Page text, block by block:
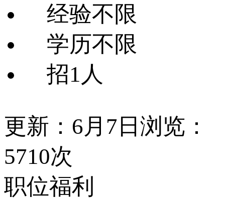
经验不限
学历不限
招1人
更新：6月7日 浏览：
5710次
职位福利